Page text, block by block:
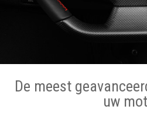
De meest
uw